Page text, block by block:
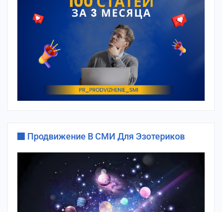
Продвижение В СМИ Для Эзотериков